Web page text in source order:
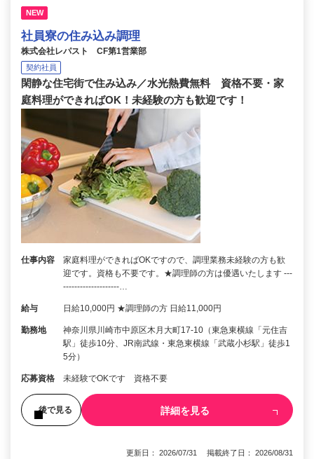
NEW
社員寮の住み込み調理
株式会社レパスト CF第1営業部
契約社員
閑静な住宅街で住み込み／水光熱費無料 資格不要・家
庭料理ができればOK！未経験の方も歓迎です！
仕事内容
家庭料理ができればOKですので、調理業務未経験の方も歓
迎です。資格も不要です。★調理師の方は優遇いたします ---
--------------------…
給与 日給10,000円 ★調理師の方 日給11,000円
勤務地
神奈川県川崎市中原区木月大町17-10（東急東横線「元住吉
駅」徒歩10分、JR南武線・東急東横線「武蔵小杉駅」徒歩1
5分）
応募資格 未経験でOKです 資格不要
後で見る 詳細を見る
更新日： 2026/07/31 掲載終了日： 2026/08/31